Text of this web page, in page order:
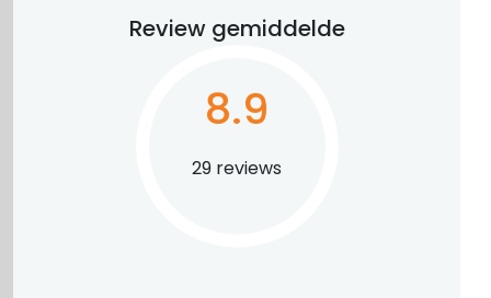
Review gemiddelde
29 reviews
8.9